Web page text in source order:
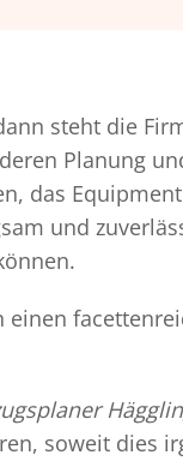
steht die
Planung
das
und
soweit dies